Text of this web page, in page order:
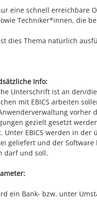
eine schnell erreichbare
Techniker*innen, die
dies Thema natürlich
Info:
Unterschrift ist an den/
mit EBICS arbeiten
vorher
gezielt gesetzt
Unter EBICS werden in
geliefert und der
darf und soll.
ein Bank- bzw. unter